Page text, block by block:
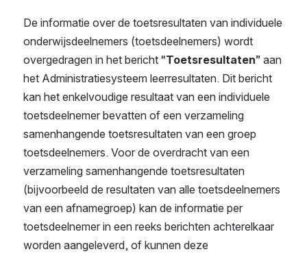
De informatie over de toetsresultaten van individuele
onderwijsdeelnemers (toetsdeelnemers) wordt
overgedragen in het bericht “Toetsresultaten” aan
het Administratiesysteem leerresultaten. Dit bericht
kan het enkelvoudige resultaat van een individuele
toetsdeelnemer bevatten of een verzameling
samenhangende toetsresultaten van een groep
toetsdeelnemers. Voor de overdracht van een
verzameling samenhangende toetsresultaten
(bijvoorbeeld de resultaten van alle toetsdeelnemers
van een afnamegroep) kan de informatie per
toetsdeelnemer in een reeks berichten achterelkaar
worden aangeleverd, of kunnen deze